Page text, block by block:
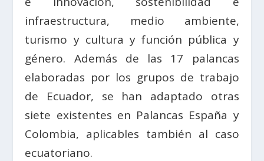
infraestructura, medio ambiente,
turismo y cultura y función pública y
género. Además de las 17 palancas
elaboradas por los grupos de trabajo
de Ecuador, se han adaptado otras
siete existentes en Palancas España y
Colombia, aplicables también al caso
ecuatoriano.